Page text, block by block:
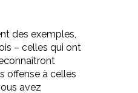
des exemples,
– celles qui ont
offense à celles
avez